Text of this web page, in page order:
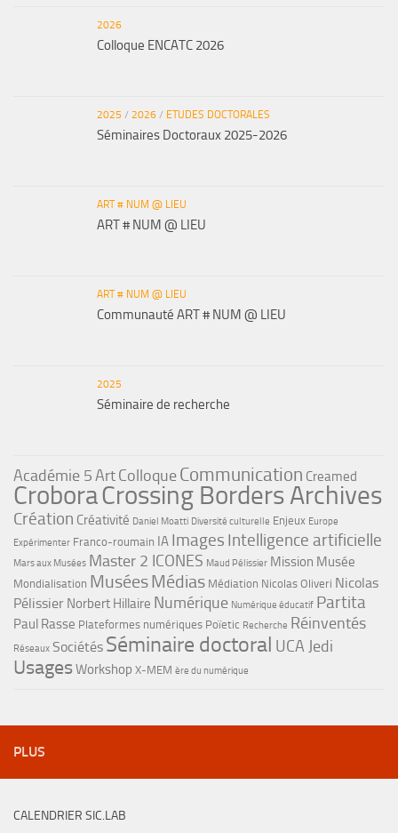
2026
Colloque ENCATC 2026
2025 / 2026 / ETUDES DOCTORALES
Séminaires Doctoraux 2025-2026
ART # NUM @ LIEU
ART # NUM @ LIEU
ART # NUM @ LIEU
Communauté ART # NUM @ LIEU
2025
Séminaire de recherche
Académie 5ArtColloqueCommunication Creamed
CroboraCrossing Borders Archives
Création Créativité Daniel Moatti Diversité culturelle Enjeux Europe
Expérimenter Franco-roumain IA Images Intelligence artificielle
Mars aux Musées Master 2 ICONES Maud Pélissier Mission Musée
Mondialisation MuséesMédias Médiation Nicolas Oliveri Nicolas
Pélissier Norbert Hillaire Numérique Numérique éducatif Partita
Paul Rasse Plateformes numériques Poïetic Recherche Réinventés
Réseaux Sociétés Séminaire doctoral UCA Jedi
UsagesWorkshop X-MEM ère du numérique
PLUS
CALENDRIER SIC.LAB